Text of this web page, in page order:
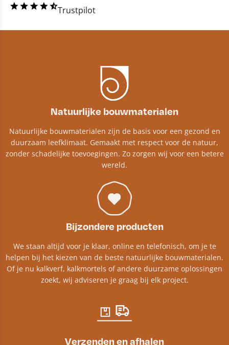
Trustpilot
Natuurlijke bouwmaterialen
Natuurlijke bouwmaterialen zijn de basis voor een gezond en
duurzaam leefklimaat. Gemaakt met respect voor de natuur,
zonder schadelijke toevoegingen. Zo zorgen wij voor een betere
wereld.
Bijzondere producten
We staan altijd voor je klaar, online en telefonisch, om je te
helpen bij het kiezen van de beste natuurlijke bouwmaterialen.
Of je nu kalkverf, kalkmortels of andere duurzame oplossingen
zoekt, wij adviseren je graag bij elk project.​
Verzenden en afhalen